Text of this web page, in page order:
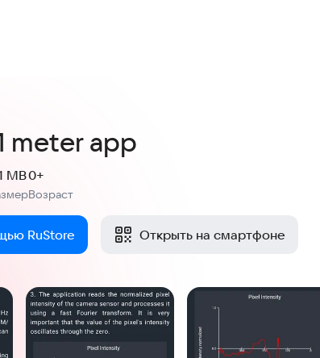
meter app
MB
Возраст
0+
RuStore Открыть на смартфоне